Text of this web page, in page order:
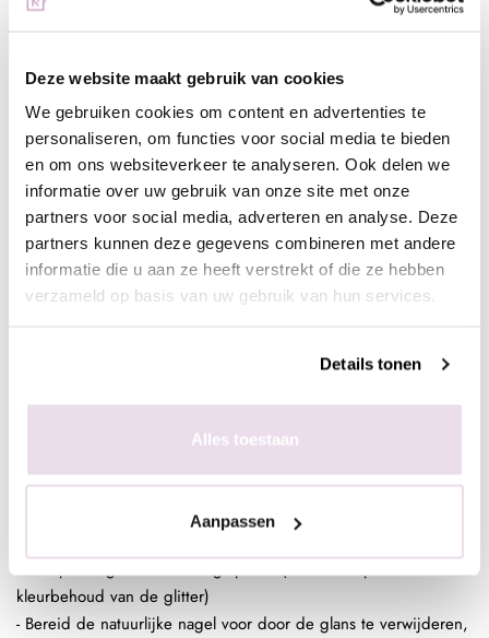
Deze website maakt gebruik van cookies
We gebruiken cookies om content en advertenties te
personaliseren, om functies voor social media te bieden
en om ons websiteverkeer te analyseren. Ook delen we
informatie over uw gebruik van onze site met onze
partners voor social media, adverteren en analyse. Deze
partners kunnen deze gegevens combineren met andere
informatie die u aan ze heeft verstrekt of die ze hebben
verzameld op basis van uw gebruik van hun services.
Details tonen
Alles toestaan
Aanpassen
- Breng een topcoat naar wens aan, bijvoorbeeld next top, high
shine of glossy top
In de plaklaag van de gekleurde gelpolish
- Bereid de natuurlijke nagel voor door de glans te verwijderen,
dehydrateren met magic prep en de ultrabond aan te brengen
- Breng de rubber base, superbond base gel, of Be Jeweled
base/top aan
- Kies een gelpolish naar wens, breng deze 2 dunne lagen aan
poets deze in de plaklaag van de gelpolish.
- Enkele seconden fixeren in de lamp
- Aflakken met topcoat (voor de natuurlijke nagels Be Jeweled
top)
kleurbehoud van de glitter)
- Bereid de natuurlijke nagel voor door de glans te verwijderen,